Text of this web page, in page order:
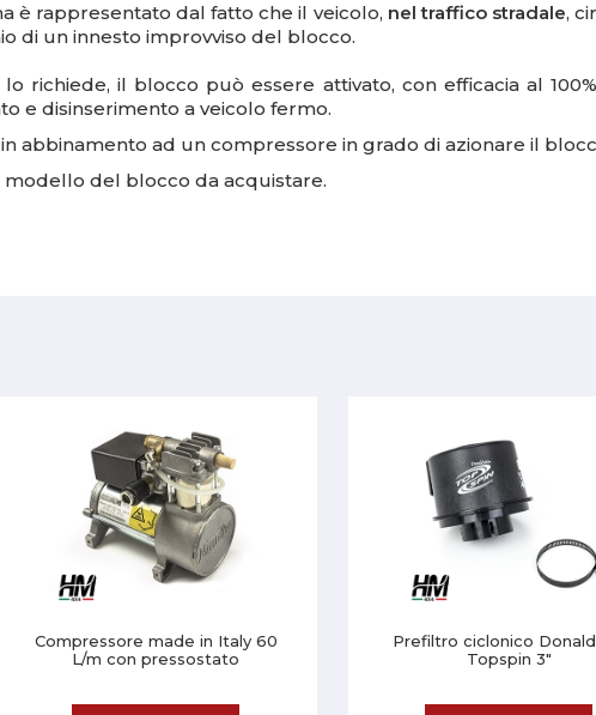
è rappresentato dal fatto che il veicolo, nel traffico stradale,
di un innesto improvviso del blocco.
richiede, il blocco può essere attivato, con efficacia al
e disinserimento a veicolo fermo.
abbinamento ad un compressore in grado di azionare il
del blocco da acquistare.
Compressore made in Italy 60
L/m con pressostato
Prefiltro ciclonico
Topspin 3"